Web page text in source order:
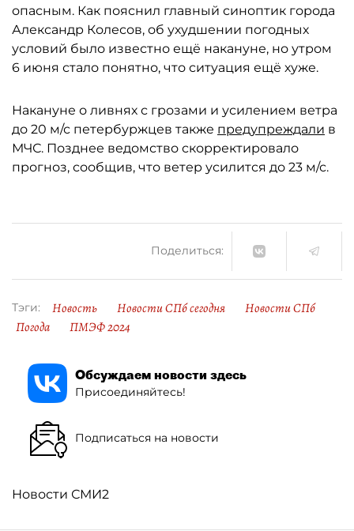
опасным. Как пояснил главный синоптик города
Александр Колесов, об ухудшении погодных
условий было известно ещё накануне, но утром
6 июня стало понятно, что ситуация ещё хуже.
Накануне о ливнях с грозами и усилением ветра
до 20 м/с петербуржцев также предупреждали в
МЧС. Позднее ведомство скорректировало
прогноз, сообщив, что ветер усилится до 23 м/с.
Поделиться:
Тэги: Новость Новости СПб сегодня
Новости СПб
Погода
ПМЭФ 2024
Обсуждаем новости здесь
Присоединяйтесь!
Подписаться на новости
Новости СМИ2